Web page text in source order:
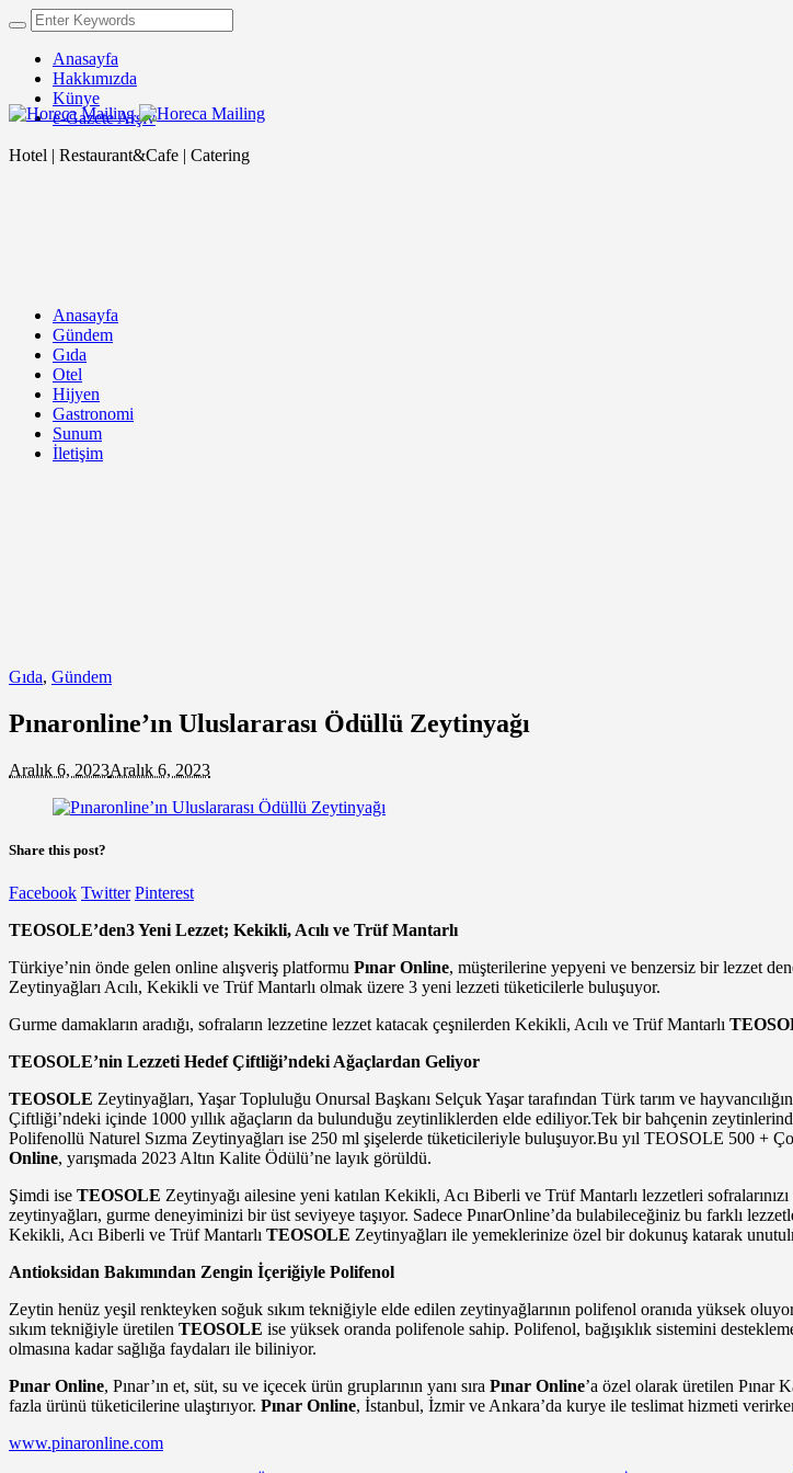
Anasayfa
Hakkımızda
Künye
e-Gazete Arşiv
Hotel | Restaurant&Cafe | Catering
Anasayfa
Gündem
Gıda
Otel
Hijyen
Gastronomi
Sunum
İletişim
Gıda, Gündem
Pınaronline’ın Uluslararası Ödüllü Zeytinyağı
Aralık 6, 2023Aralık 6, 2023
Share this post?
Facebook Twitter Pinterest
TEOSOLE’den3 Yeni Lezzet; Kekikli, Acılı ve Trüf Mantarlı
Türkiye’nin önde gelen online alışveriş platformu Pınar Online, müşterilerine yepyeni ve benzersiz bir lezzet
Zeytinyağları Acılı, Kekikli ve Trüf Mantarlı olmak üzere 3 yeni lezzeti tüketicilerle buluşuyor.
Gurme damakların aradığı, sofraların lezzetine lezzet katacak çeşnilerden Kekikli, Acılı ve Trüf Mantarlı
TEOSOLE’nin Lezzeti Hedef Çiftliği’ndeki Ağaçlardan Geliyor
TEOSOLE Zeytinyağları, Yaşar Topluluğu Onursal Başkanı Selçuk Yaşar tarafından Türk tarım ve
Çiftliği’ndeki içinde 1000 yıllık ağaçların da bulunduğu zeytinliklerden elde ediliyor.Tek bir bahçenin
Polifenollü Naturel Sızma Zeytinyağları ise 250 ml şişelerde tüketicileriyle buluşuyor.Bu yıl TEOSOLE 500 +
Online, yarışmada 2023 Altın Kalite Ödülü’ne layık görüldü.
Şimdi ise TEOSOLE Zeytinyağı ailesine yeni katılan Kekikli, Acı Biberli ve Trüf Mantarlı lezzetleri
zeytinyağları, gurme deneyiminizi bir üst seviyeye taşıyor. Sadece PınarOnline’da bulabileceğiniz bu farklı
Kekikli, Acı Biberli ve Trüf Mantarlı TEOSOLE Zeytinyağları ile yemeklerinize özel bir dokunuş katarak
Antioksidan Bakımından Zengin İçeriğiyle Polifenol
Zeytin henüz yeşil renkteyken soğuk sıkım tekniğiyle elde edilen zeytinyağlarının polifenol oranıda yüksek
sıkım tekniğiyle üretilen TEOSOLE ise yüksek oranda polifenole sahip. Polifenol, bağışıklık sistemini
olmasına kadar sağlığa faydaları ile biliniyor.
Pınar Online, Pınar’ın et, süt, su ve içecek ürün gruplarının yanı sıra Pınar Online’a özel olarak üretilen Pınar
fazla ürünü tüketicilerine ulaştırıyor. Pınar Online, İstanbul, İzmir ve Ankara’da kurye ile teslimat hizmeti
www.pinaronline.com